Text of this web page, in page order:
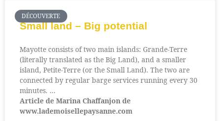
DÉCOUVERTE
Small land – Big potential
Mayotte consists of two main islands: Grande-Terre
(literally translated as the Big Land), and a smaller
island, Petite-Terre (or the Small Land). The two are
connected by regular barge services running every 30
minutes. …
Article de Marina Chaffanjon de
www.lademoisellepaysanne.com